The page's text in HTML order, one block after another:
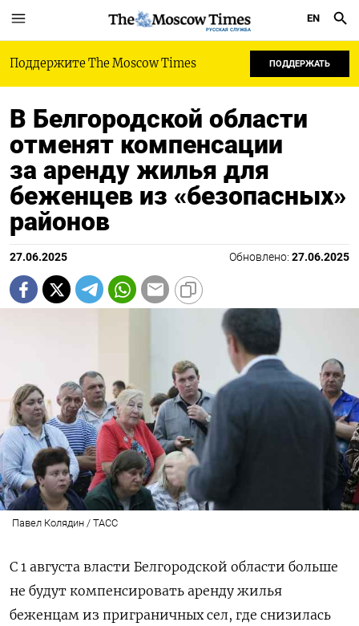
РУССКАЯ СЛУЖБА
EN
Поддержите The Moscow Times ПОДДЕРЖАТЬ
В Белгородской области
отменят компенсации
за аренду жилья для
беженцев из «безопасных»
районов
27.06.2025 Обновлено: 27.06.2025
Павел Колядин / ТАСС
С 1 августа власти Белгородской области больше
не будут компенсировать аренду жилья
беженцам из приграничных сел, где снизилась